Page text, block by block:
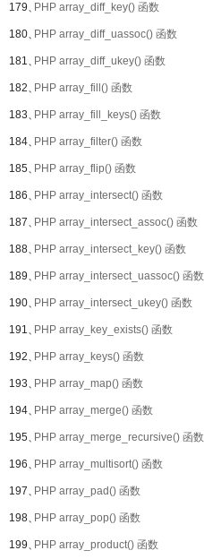
179、PHP array_diff_key() 函数
180、PHP array_diff_uassoc() 函数
181、PHP array_diff_ukey() 函数
182、PHP array_fill() 函数
183、PHP array_fill_keys() 函数
184、PHP array_filter() 函数
185、PHP array_flip() 函数
186、PHP array_intersect() 函数
187、PHP array_intersect_assoc() 函数
188、PHP array_intersect_key() 函数
189、PHP array_intersect_uassoc() 函数
190、PHP array_intersect_ukey() 函数
191、PHP array_key_exists() 函数
192、PHP array_keys() 函数
193、PHP array_map() 函数
194、PHP array_merge() 函数
195、PHP array_merge_recursive() 函数
196、PHP array_multisort() 函数
197、PHP array_pad() 函数
198、PHP array_pop() 函数
199、PHP array_product() 函数